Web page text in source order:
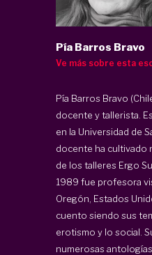
Pía Barros Bravo
Ve más sobre esta
Pía Barros Bravo
docente y tallerista.
en la Universidad de
docente ha cultivado
de los talleres Ergo
1989 fue profesora
Oregón, Estados
cuento siendo sus
erotismo y lo social.
numerosas